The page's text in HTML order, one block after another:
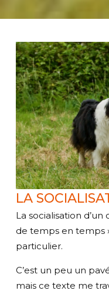
LA
La socialisation
de temps en temps
particulier.
C’est un peu un
mais ce texte me